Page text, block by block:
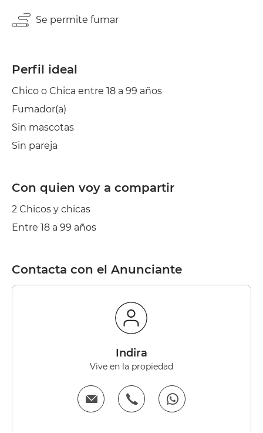
Se permite fumar
Perfil ideal
Chico o Chica entre 18 a 99 años
Fumador(a)
Sin mascotas
Sin pareja
Con quien voy a compartir
2 Chicos y chicas
Entre 18 a 99 años
Contacta con el Anunciante
Indira
Vive en la propiedad